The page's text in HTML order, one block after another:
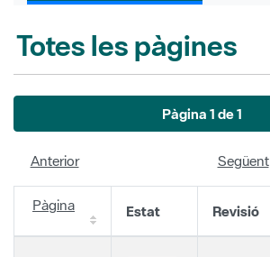
Totes les pàgines
Pàgina 1 de 1
Anterior Següent
Pàgina Estat Revisió